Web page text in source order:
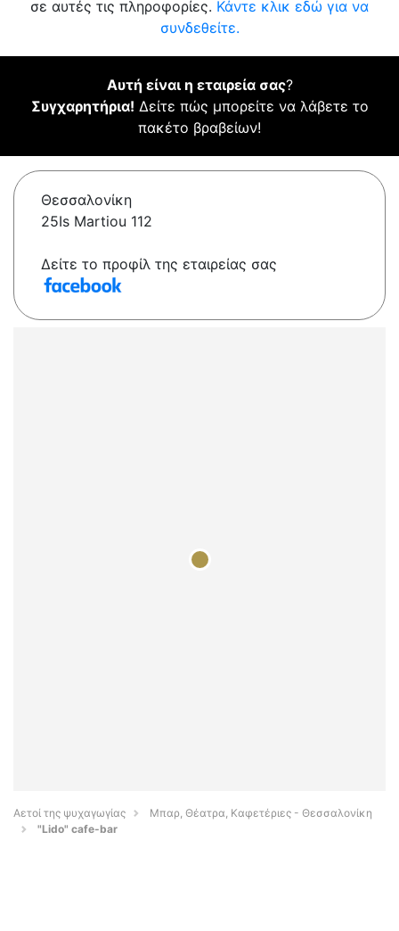
σε αυτές τις πληροφορίες. Κάντε κλικ εδώ για να
συνδεθείτε.
Αυτή είναι η εταιρεία σας?
Συγχαρητήρια! Δείτε πώς μπορείτε να λάβετε το
πακέτο βραβείων!
Θεσσαλονίκη
25Is Martiou 112
Δείτε το προφίλ της εταιρείας σας
Αετοί της ψυχαγωγίας
Μπαρ, Θέατρα, Καφετέριες - Θεσσαλονίκη
"Lido" cafe-bar